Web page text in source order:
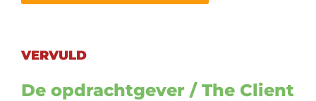
VERVULD
De opdrachtgever / The Client